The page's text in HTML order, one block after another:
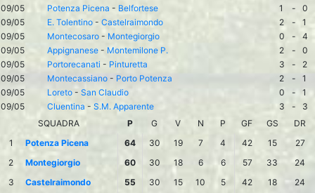
09/05
Potenza Picena - Belfortese 1 -
0
09/05
E. Tolentino - Castelraimondo 2 -
1
09/05
Montecosaro - Montegiorgio 0 -
4
09/05
Appignanese - Montemilone P. 2 -
0
09/05
Portorecanati - Pinturetta 3 -
2
09/05
Montecassiano - Porto Potenza 2 -
1
09/05
Loreto - San Claudio 0 -
1
09/05
Cluentina - S.M. Apparente 3 -
3
SQUADRA
P G V N P GF GS
DR
1
Potenza Picena 64 30 19 7 4 42 15
27
2
Montegiorgio 60 30 18 6 6 57 33
24
3
Castelraimondo 55 30 15 10 5 42 18 24